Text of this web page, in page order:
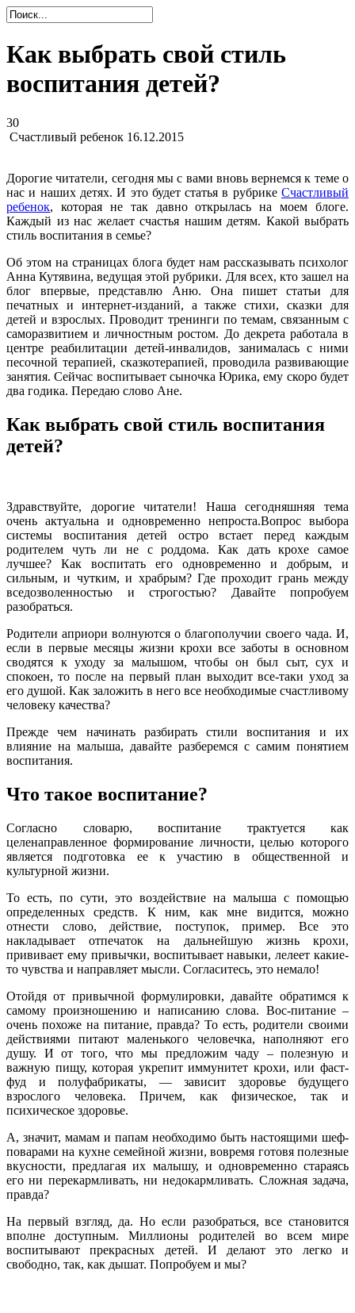
Как выбрать свой стиль
воспитания детей?
30
Счастливый ребенок 16.12.2015
Дорогие читатели, сегодня мы с вами вновь вернемся к теме о
нас и наших детях. И это будет статья в рубрике Счастливый
ребенок, которая не так давно открылась на моем блоге.
Каждый из нас желает счастья нашим детям. Какой выбрать
стиль воспитания в семье?
Об этом на страницах блога будет нам рассказывать психолог
Анна Кутявина, ведущая этой рубрики. Для всех, кто зашел на
блог впервые, представлю Аню. Она пишет статьи для
печатных и интернет-изданий, а также стихи, сказки для
детей и взрослых. Проводит тренинги по темам, связанным с
саморазвитием и личностным ростом. До декрета работала в
центре реабилитации детей-инвалидов, занималась с ними
песочной терапией, сказкотерапией, проводила развивающие
занятия. Сейчас воспитывает сыночка Юрика, ему скоро будет
два годика. Передаю слово Ане.
Как выбрать свой стиль воспитания
детей?
Здравствуйте, дорогие читатели! Наша сегодняшняя тема
очень актуальна и одновременно непроста.Вопрос выбора
системы воспитания детей остро встает перед каждым
родителем чуть ли не с роддома. Как дать крохе самое
лучшее? Как воспитать его одновременно и добрым, и
сильным, и чутким, и храбрым? Где проходит грань между
вседозволенностью и строгостью? Давайте попробуем
разобраться.
Родители априори волнуются о благополучии своего чада. И,
если в первые месяцы жизни крохи все заботы в основном
сводятся к уходу за малышом, чтобы он был сыт, сух и
спокоен, то после на первый план выходит все-таки уход за
его душой. Как заложить в него все необходимые счастливому
человеку качества?
Прежде чем начинать разбирать стили воспитания и их
влияние на малыша, давайте разберемся с самим понятием
воспитания.
Что такое воспитание?
Согласно словарю, воспитание трактуется как
целенаправленное формирование личности, целью которого
является подготовка ее к участию в общественной и
культурной жизни.
То есть, по сути, это воздействие на малыша с помощью
определенных средств. К ним, как мне видится, можно
отнести слово, действие, поступок, пример. Все это
накладывает отпечаток на дальнейшую жизнь крохи,
прививает ему привычки, воспитывает навыки, лелеет какие-
то чувства и направляет мысли. Согласитесь, это немало!
Отойдя от привычной формулировки, давайте обратимся к
самому произношению и написанию слова. Вос-питание –
очень похоже на питание, правда? То есть, родители своими
действиями питают маленького человечка, наполняют его
душу. И от того, что мы предложим чаду – полезную и
важную пищу, которая укрепит иммунитет крохи, или фаст-
фуд и полуфабрикаты, — зависит здоровье будущего
взрослого человека. Причем, как физическое, так и
психическое здоровье.
А, значит, мамам и папам необходимо быть настоящими шеф-
поварами на кухне семейной жизни, вовремя готовя полезные
вкусности, предлагая их малышу, и одновременно стараясь
его ни перекармливать, ни недокармливать. Сложная задача,
правда?
На первый взгляд, да. Но если разобраться, все становится
вполне доступным. Миллионы родителей во всем мире
воспитывают прекрасных детей. И делают это легко и
свободно, так, как дышат. Попробуем и мы?